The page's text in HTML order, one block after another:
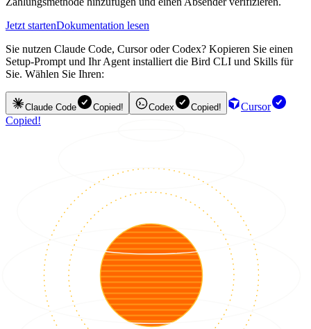
Jetzt startenDokumentation lesen
Sie nutzen Claude Code, Cursor oder Codex? Kopieren Sie einen
Setup-Prompt und Ihr Agent installiert die Bird CLI und Skills für
Sie. Wählen Sie Ihren:
Claude Code Copied! Codex Copied!
Cursor
Copied!